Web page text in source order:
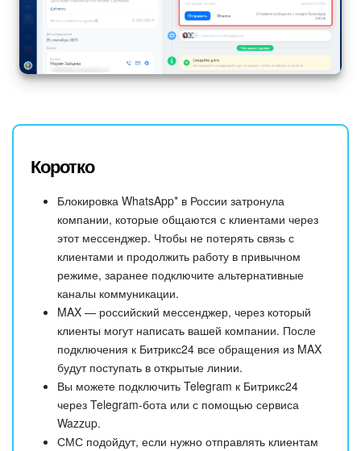
Коротко
Блокировка WhatsApp* в России затронула
компании, которые общаются с клиентами через
этот мессенджер. Чтобы не потерять связь с
клиентами и продолжить работу в привычном
режиме, заранее подключите альтернативные
каналы коммуникации.
MAX — российский мессенджер, через который
клиенты могут написать вашей компании. После
подключения к Битрикс24 все обращения из MAX
будут поступать в открытые линии.
Вы можете подключить Telegram к Битрикс24
через Telegram-бота или с помощью сервиса
Wazzup.
СМС подойдут, если нужно отправлять клиентам